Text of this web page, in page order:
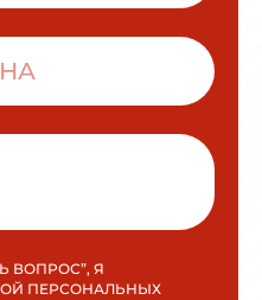
ВОПРОС”, Я
ПЕРСОНАЛЬНЫХ